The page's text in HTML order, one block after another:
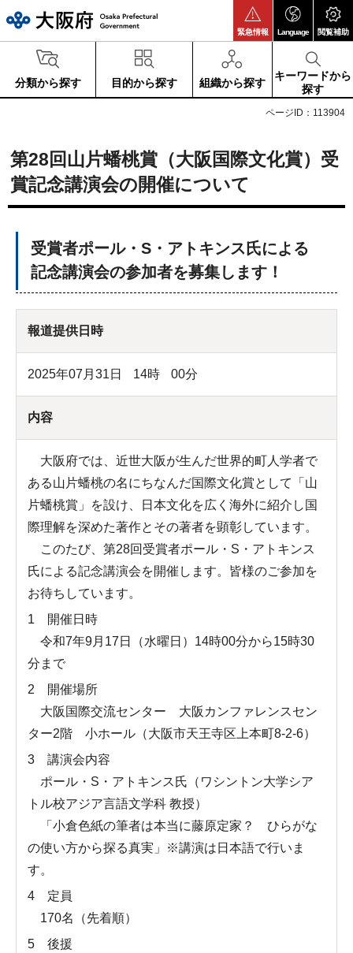
緊急情報 Language 閲覧補助
分類から探す 目的から探す 組織から探す
キーワードから
探す
ページID：113904
第28回山片蟠桃賞（大阪国際文化賞）受
賞記念講演会の開催について
受賞者ポール・S・アトキンス氏による
記念講演会の参加者を募集します！
報道提供日時
2025年07月31日 14時 00分
内容
大阪府では、近世大阪が生んだ世界的町人学者で
ある山片蟠桃の名にちなんだ国際文化賞として「山
片蟠桃賞」を設け、日本文化を広く海外に紹介し国
際理解を深めた著作とその著者を顕彰しています。
このたび、第28回受賞者ポール・S・アトキンス
氏による記念講演会を開催します。皆様のご参加を
お待ちしています。
1 開催日時
令和7年9月17日（水曜日）14時00分から15時30
分まで
2 開催場所
大阪国際交流センター 大阪カンファレンスセン
ター2階 小ホール（大阪市天王寺区上本町8-2-6）
3 講演会内容
ポール・S・アトキンス氏（ワシントン大学シア
トル校アジア言語文学科 教授）
「小倉色紙の筆者は本当に藤原定家？ ひらがな
の使い方から探る真実」※講演は日本語で行いま
す。
4 定員
170名（先着順）
5 後援